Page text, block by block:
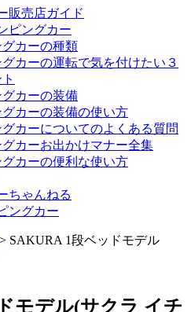
販売店ガイド
ピングカー
カーの種類
カーの運転で気を付けたい３
カーの装備
カーの装備の使い方
カーについてのよくある質問
カーお出かけマナー全集
カーの便利な使い方
ちゃんねる
ングカー
> SAKURA 1段ベッドモデル
モデル(サクラ イチ